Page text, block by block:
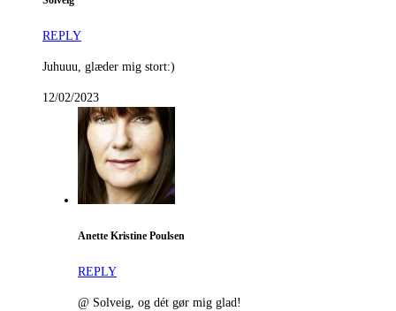
REPLY
Juhuuu, glæder mig stort:)
12/02/2023
Anette Kristine Poulsen
REPLY
@ Solveig, og dét gør mig glad!